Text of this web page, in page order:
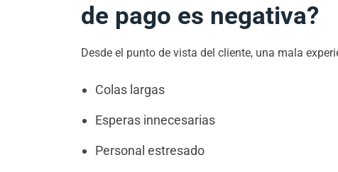
de pago es negativa?
Desde el punto de vista del cliente, una mala
Colas largas
Esperas innecesarias
Personal estresado